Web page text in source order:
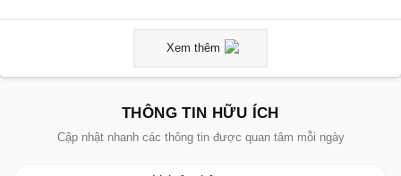
Xem thêm
THÔNG TIN HỮU ÍCH
Cập nhật nhanh các thông tin được quan tâm mỗi ngày